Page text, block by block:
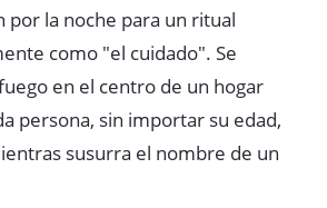
por la noche para un ritual
como "el cuidado". Se
en el centro de un hogar
persona, sin importar su edad,
susurra el nombre de un